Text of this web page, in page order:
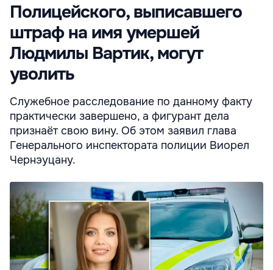
Полицейского, выписавшего
штраф на имя умершей
Людмилы Вартик, могут
уволить
Служебное расследование по данному факту
практически завершено, а фигурант дела
признаёт свою вину. Об этом заявил глава
Генерального инспектората полиции Виорел
Чернэуцану.